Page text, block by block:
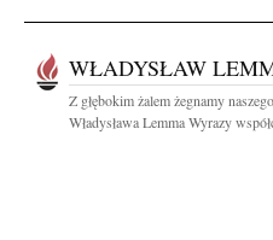
WŁADYSŁAW
Z głębokim żalem żegnamy
Władysława Lemma Wyrazy